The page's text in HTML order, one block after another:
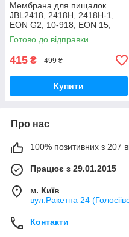
Мембрана для пищалок
JBL2418, 2418H, 2418H-1,
EON G2, 10-918, EON 15,
EON POWER15, MR902,
MR905, MR922, MR925
Готово до відправки
415 ₴ 499 ₴
Купити
Про нас
100% позитивних з 207
Працює з 29.01.2015
м. Київ
вул.Ракетна 24
Контакти